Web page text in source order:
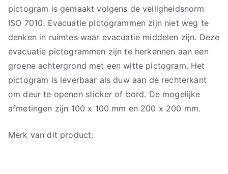
pictogram is gemaakt volgens de veiligheidsnorm
ISO 7010. Evacuatie pictogrammen zijn niet weg te
denken in ruimtes waar evacuatie middelen zijn. Deze
evacuatie pictogrammen zijn te herkennen aan een
groene achtergrond met een witte pictogram. Het
pictogram is leverbaar als duw aan de rechterkant
om deur te openen sticker of bord. De mogelijke
afmetingen zijn 100 x 100 mm en 200 x 200 mm.
Merk van dit product: